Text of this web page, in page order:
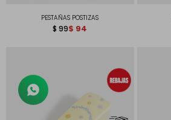
PESTAÑAS POSTIZAS
$ 99$ 94